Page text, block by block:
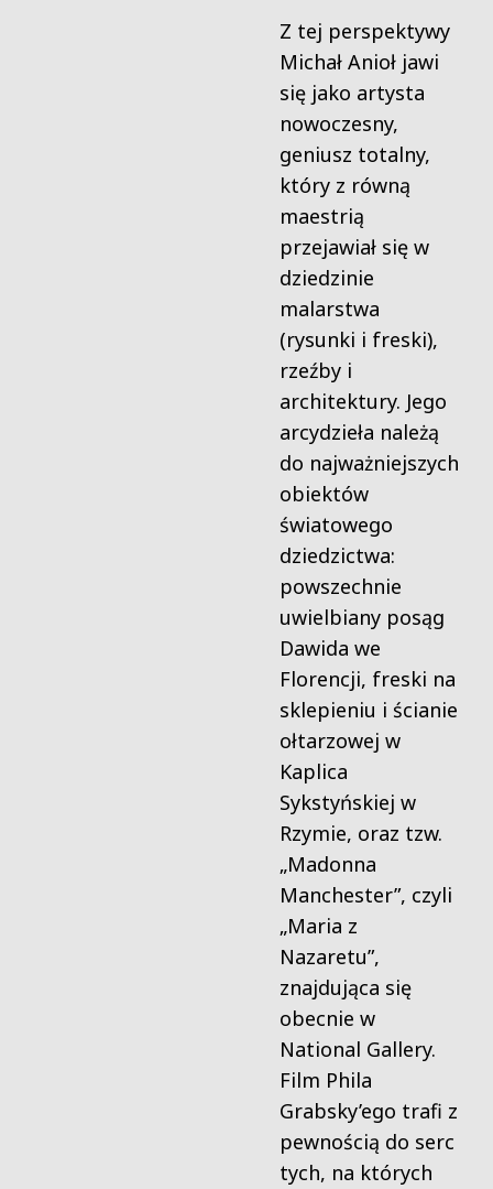
Z tej perspektywy
Michał Anioł jawi
się jako artysta
nowoczesny,
geniusz totalny,
który z równą
maestrią
przejawiał się w
dziedzinie
malarstwa
(rysunki i freski),
rzeźby i
architektury. Jego
arcydzieła należą
do najważniejszych
obiektów
światowego
dziedzictwa:
powszechnie
uwielbiany posąg
Dawida we
Florencji, freski na
sklepieniu i ścianie
ołtarzowej w
Kaplica
Sykstyńskiej w
Rzymie, oraz tzw.
„Madonna
Manchester”, czyli
„Maria z
Nazaretu”,
znajdująca się
obecnie w
National Gallery.
Film Phila
Grabsky’ego trafi z
pewnością do serc
tych, na których